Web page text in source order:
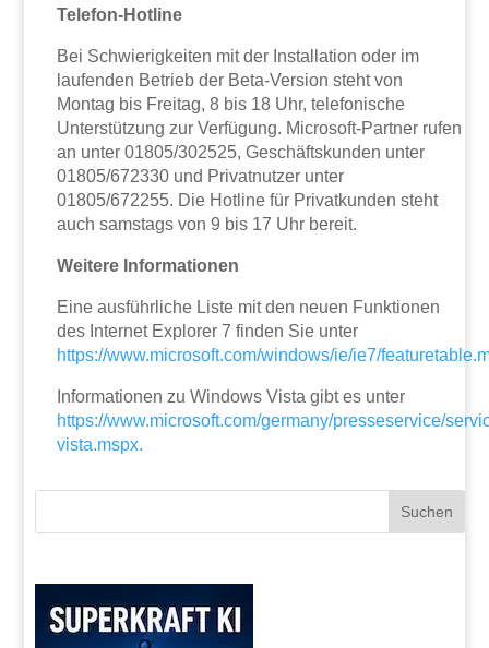
Telefon-Hotline
Bei Schwierigkeiten mit der Installation oder im
laufenden Betrieb der Beta-Version steht von
Montag bis Freitag, 8 bis 18 Uhr, telefonische
Unterstützung zur Verfügung. Microsoft-Partner rufen
an unter 01805/302525, Geschäftskunden unter
01805/672330 und Privatnutzer unter
01805/672255. Die Hotline für Privatkunden steht
auch samstags von 9 bis 17 Uhr bereit.
Weitere Informationen
Eine ausführliche Liste mit den neuen Funktionen
des Internet Explorer 7 finden Sie unter
https://www.microsoft.com/windows/ie/ie7/
Informationen zu Windows Vista gibt es unter
https://www.microsoft.com/germany/presseservice/
vista.mspx.